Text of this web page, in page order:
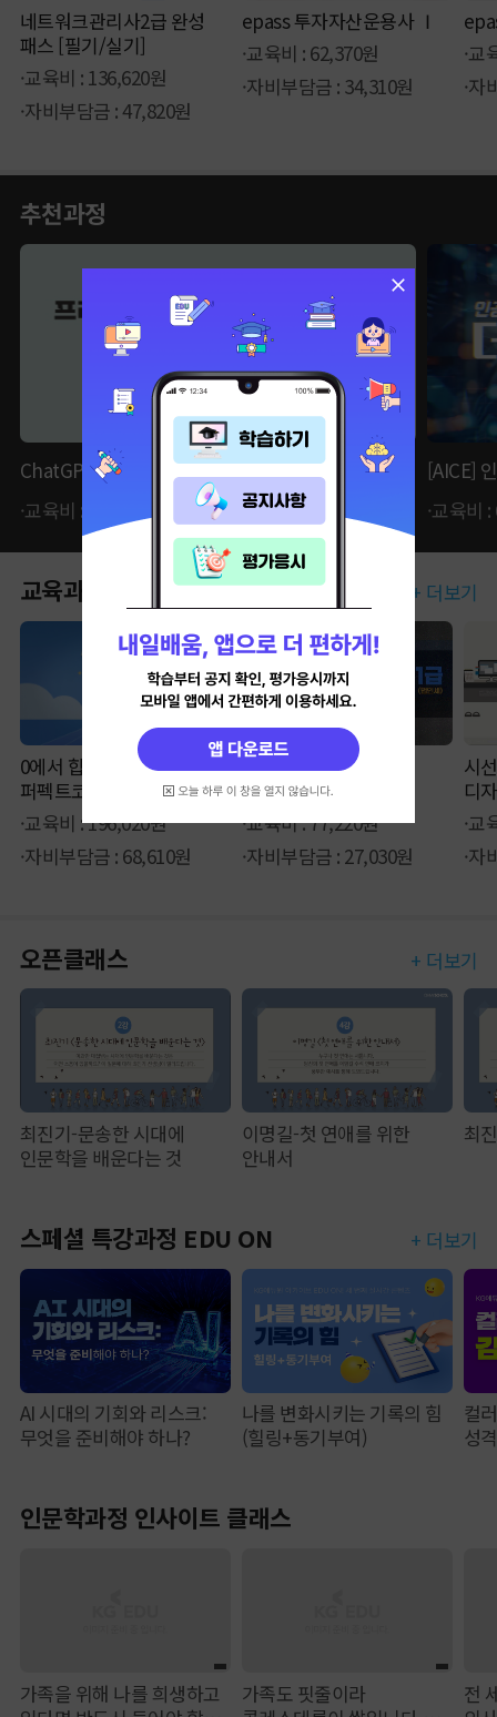
네트워크관리사2급 완성
패스 [필기/실기]
·교육비 : 136,620원
·자비부담금 : 47,820원
epass 투자자산운용사 Ⅰ
·교육비 : 62,370원
·자비부담금 : 34,310원
·교
·자
추천과정
ChatGPT를 활용한 프리젠테이션&기획서 순삭하기
·교육비 : 59,400원 ·자비부담금 : 14,850원
[AICE]
·교육비
교육과정 + 더보기
0에서 합격까지 신용분석사
퍼펙트코스
·교육비 : 196,020원
·자비부담금 : 68,610원
epass 전산세무 1급
(법인세)
·교육비 : 77,220원
·자비부담금 : 27,030원
시
디
·교
·자
오픈클래스 + 더보기
최진기-문송한 시대에
인문학을 배운다는 것
이명길-첫 연애를 위한
안내서
최
스페셜 특강과정 EDU ON + 더보기
AI 시대의 기회와 리스크:
무엇을 준비해야 하나?
나를 변화시키는 기록의 힘
(힐링+동기부여)
컬
성격
인문학과정 인사이트 클래스
가족을 위해 나를 희생하고
가족도 핏줄이라
전